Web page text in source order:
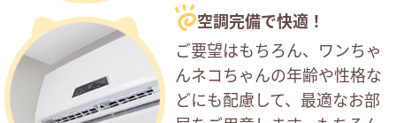
空調完備で快適！
ご要望はもちろん、ワンちゃ
んネコちゃんの年齢や性格な
どにも配慮して、最適なお部